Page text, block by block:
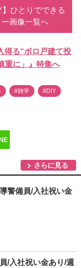
】ひとりでできる
画像一覧へ
得る“ボロ戸建て投
重に」』特集へ
#雑学 #DIY
さらに見る
警備員/入社祝い金
/入社祝い金あり/週